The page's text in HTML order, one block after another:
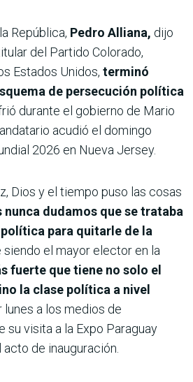
República, Pedro Alliana, dijo
del Partido Colorado,
Estados Unidos, terminó
de persecución política
durante el gobierno de Mario
acudió el domingo
2026 en Nueva Jersey.
Dios y el tiempo puso las cosas
nunca dudamos que se trataba
para quitarle de la
siendo el mayor elector en la
fuerte que tiene no solo el
la clase política a nivel
lunes a los medios de
su visita a la Expo Paraguay
de inauguración.